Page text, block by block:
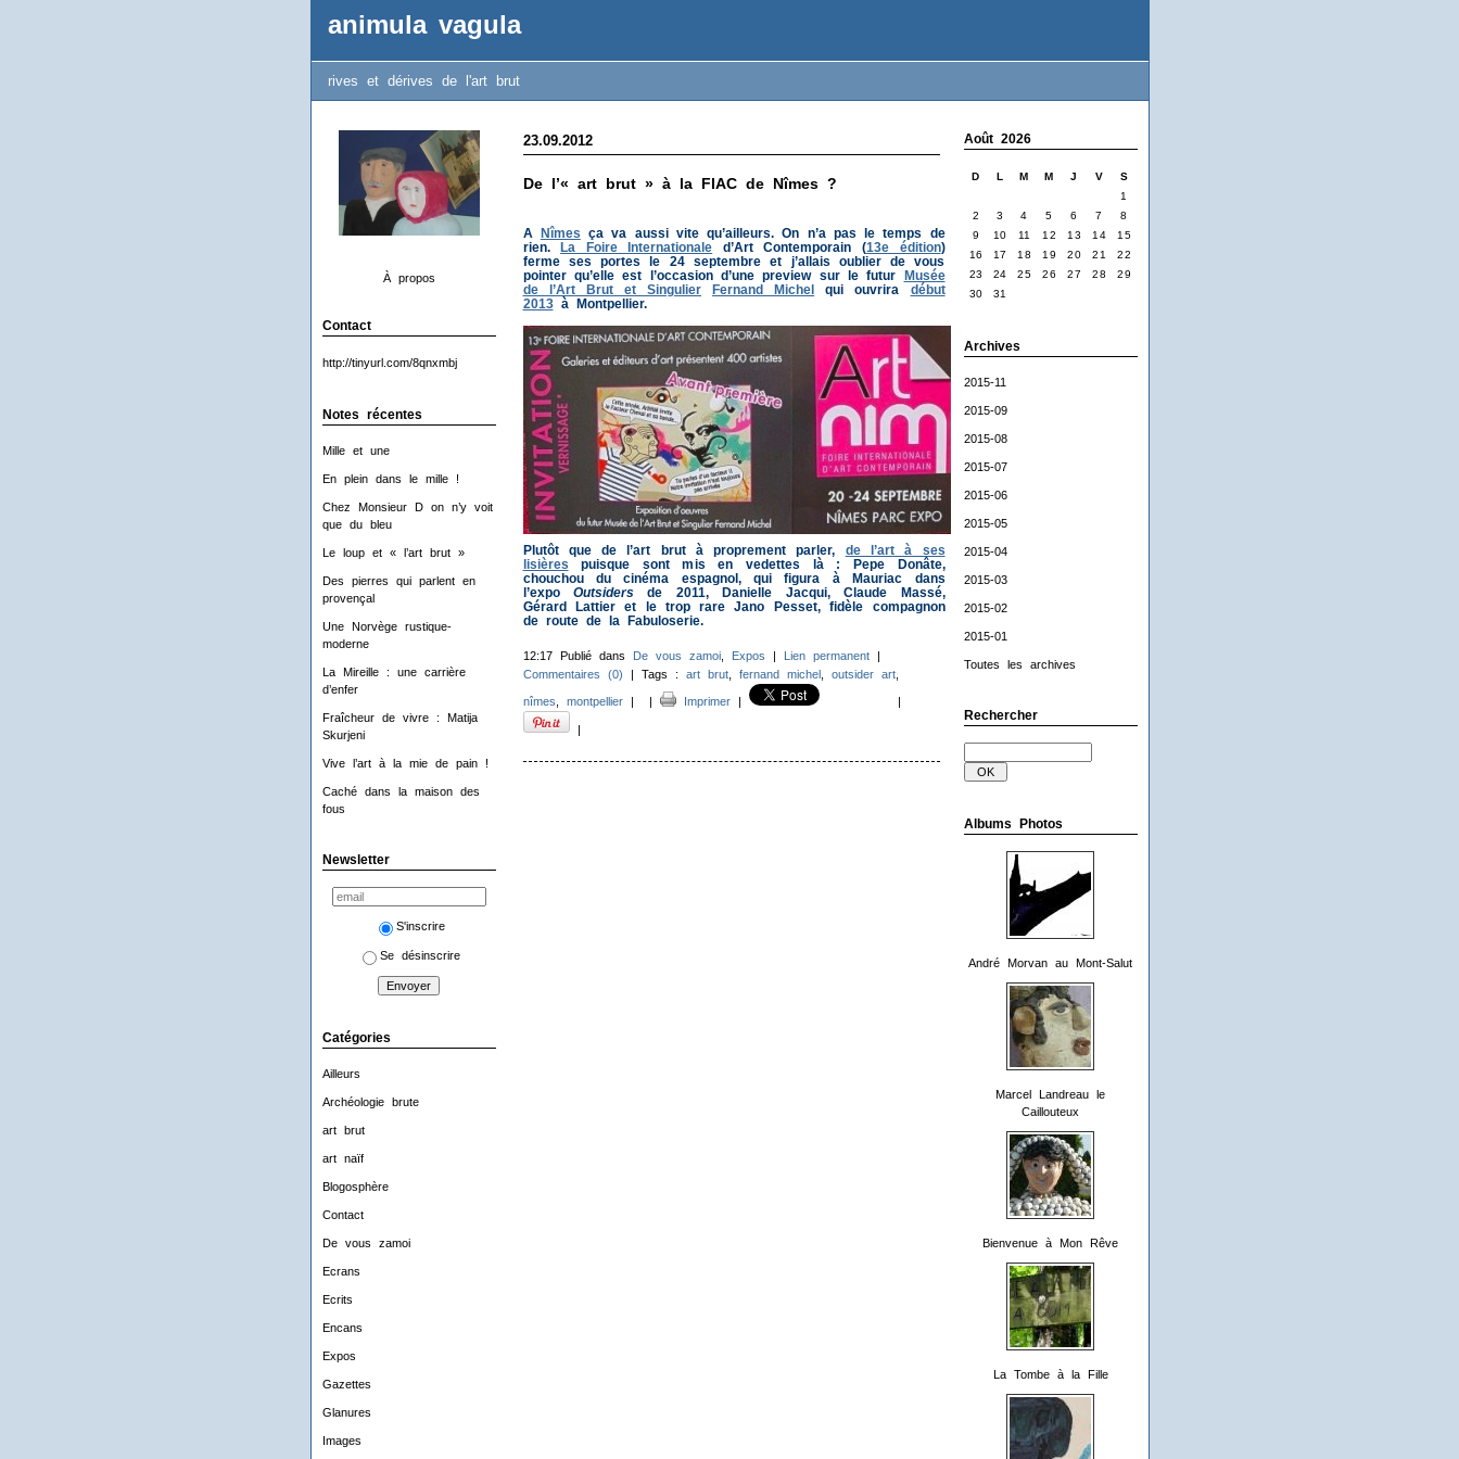
animula vagula
rives et dérives de l'art brut
À propos
Contact
http://tinyurl.com/8qnxmbj
Notes récentes
Mille et une
En plein dans le mille !
Chez Monsieur D on n’y voit
que du bleu
Le loup et « l’art brut »
Des pierres qui parlent en
provençal
Une Norvège rustique-
moderne
La Mireille : une carrière
d’enfer
Fraîcheur de vivre : Matija
Skurjeni
Vive l’art à la mie de pain !
Caché dans la maison des
fous
Newsletter
S'inscrire
Se désinscrire
Catégories
Ailleurs
Archéologie brute
art brut
art naïf
Blogosphère
Contact
De vous zamoi
Ecrans
Ecrits
Encans
Expos
Gazettes
Glanures
Images
Août 2026
D L M M J V
S
1
2
3 4 5 6 7
8
9
10 11 12 13 14
15
16
17 18 19 20 21
22
23
24 25 26 27 28
29
30
31
Archives
2015-11
2015-09
2015-08
2015-07
2015-06
2015-05
2015-04
2015-03
2015-02
2015-01
Toutes les archives
Rechercher
Albums Photos
André Morvan au Mont-Salut
Marcel Landreau le
Caillouteux
Bienvenue à Mon Rêve
La Tombe à la Fille
23.09.2012
De l’« art brut » à la FIAC de Nîmes ?
A Nîmes ça va aussi vite qu’ailleurs. On n’a pas le temps de
rien.La Foire Internationale d’Art Contemporain (13e édition)
ferme ses portes le 24 septembre et j’allais oublier de vous
pointer qu’elle est l’occasion d’une preview sur le futur Musée
de l’Art Brut et Singulier
Fernand Michel qui ouvrira début
2013à Montpellier.
Plutôt que de l’art brut à proprement parler, de l’art à ses
lisières puisque sont mis en vedettes là : Pepe Donâte,
chouchou du cinéma espagnol, qui figura à Mauriac dans
l’expo Outsidersde 2011, Danielle Jacqui, Claude Massé,
Gérard Lattier et le trop rare Jano Pesset, fidèle compagnon
de route de la Fabuloserie.
12:17 Publié dans De vous zamoi, Expos Lien permanent|
Commentaires (0) | Tags : art brut, fernand michel outsider art,
nîmes montpellier| Imprimer|
|